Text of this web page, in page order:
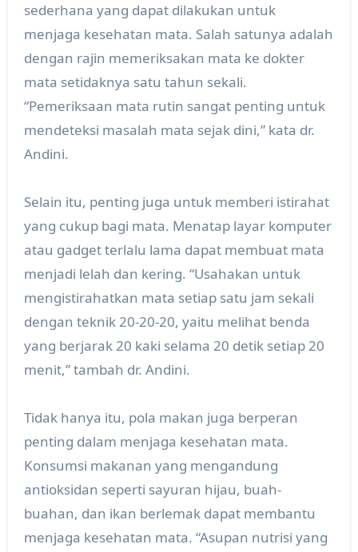
sederhana yang dapat dilakukan untuk
menjaga kesehatan mata. Salah satunya adalah
dengan rajin memeriksakan mata ke dokter
mata setidaknya satu tahun sekali.
“Pemeriksaan mata rutin sangat penting untuk
mendeteksi masalah mata sejak dini,” kata dr.
Andini.
Selain itu, penting juga untuk memberi istirahat
yang cukup bagi mata. Menatap layar komputer
atau gadget terlalu lama dapat membuat mata
menjadi lelah dan kering. “Usahakan untuk
mengistirahatkan mata setiap satu jam sekali
dengan teknik 20-20-20, yaitu melihat benda
yang berjarak 20 kaki selama 20 detik setiap 20
menit,” tambah dr. Andini.
Tidak hanya itu, pola makan juga berperan
penting dalam menjaga kesehatan mata.
Konsumsi makanan yang mengandung
antioksidan seperti sayuran hijau, buah-
buahan, dan ikan berlemak dapat membantu
menjaga kesehatan mata. “Asupan nutrisi yang